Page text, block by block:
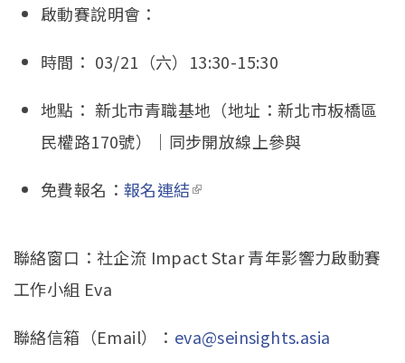
啟動賽說明會：
時間： 03/21（六）13:30-15:30
地點： 新北市青職基地（地址：新北市板橋區
民權路170號）｜ 同步開放線上參與
免費報名： 報名連結(link is external)
聯絡窗口：社企流 Impact Star 青年影響力啟動賽
工作小組 Eva
聯絡信箱（Email）： eva@seinsights.asia